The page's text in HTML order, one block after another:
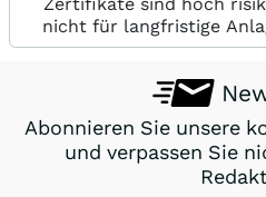
nicht für langfristige
Abonnieren Sie unsere
und verpassen Sie